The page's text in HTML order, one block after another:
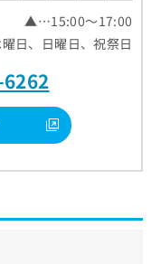
▲…15:00～17:00
日、日曜日、祝祭日